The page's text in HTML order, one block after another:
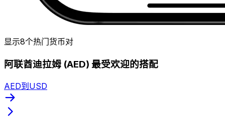
显示8个热门货币对
阿联酋迪拉姆 (AED) 最受欢迎的搭配
AED到USD